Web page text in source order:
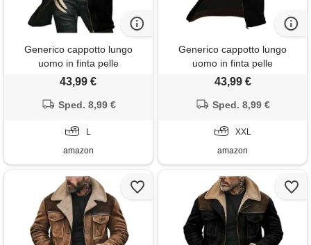
Generico cappotto lungo
uomo in finta pelle
scamosciata, giacca invernale
con colletto on pelliccia,
giubbotto da lavoro in pile
vintage
43,99 €
Sped. 8,99 €
L
amazon
Generico cappotto lungo
uomo in finta pelle
scamosciata, giacca invernale
con colletto on pelliccia,
giubbotto da lavoro in pile
vintage
43,99 €
Sped. 8,99 €
XXL
amazon